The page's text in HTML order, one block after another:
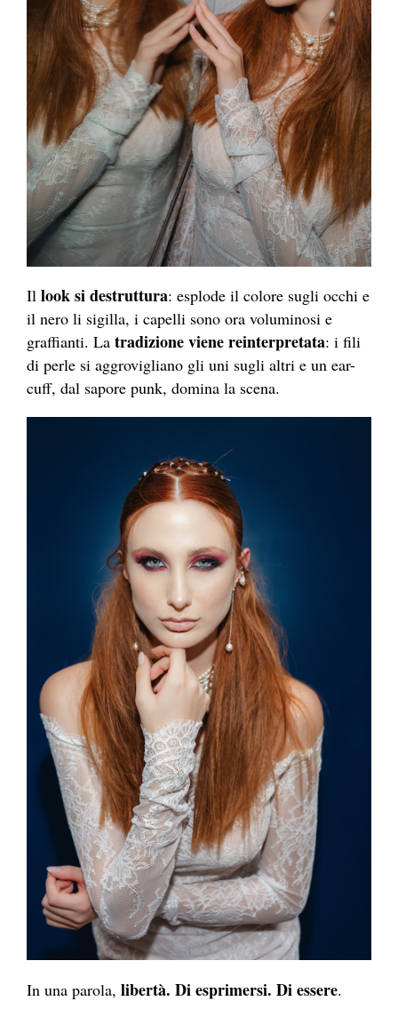
Il look si destruttura: esplode il colore sugli occhi e
il nero li sigilla, i capelli sono ora voluminosi e
graffianti. La tradizione viene reinterpretata: i fili
di perle si aggrovigliano gli uni sugli altri e un ear-
cuff, dal sapore punk, domina la scena.
In una parola, libertà. Di esprimersi. Di essere.